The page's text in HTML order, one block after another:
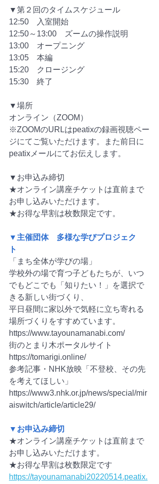
▼第２回のタイムスケジュール
12:50　入室開始
12:50～13:00　ズームの操作説明
13:00　オープニング
13:05　本編
15:20　クロージング
15:30　終了
▼場所
オンライン（ZOOM）
※ZOOMのURLはpeatixの録画視聴ペー
ジにてご覧いただけます。また前日に
peatixメールにてお伝えします。
▼お申込み締切
★オンライン講座チケットは直前まで
お申し込みいただけます。
★お得な早割は枚数限定です。
▼主催団体　多様な学びプロジェク
ト
「まち全体が学びの場」
学校外の場で育つ子どもたちが、いつ
でもどこでも「知りたい！」を選択で
きる新しい街づくり、
平日昼間に家以外で気軽に立ち寄れる
場所づくりをすすめています。
https://www.tayounamanabi.com/
街のとまり木ポータルサイト
https://tomarigi.online/
参考記事・NHK放映「不登校、その先
を考えてほしい」
https://www3.nhk.or.jp/news/special/mir
aiswitch/article/article29/
▼お申込み締切
★オンライン講座チケットは直前まで
お申し込みいただけます。
★お得な早割は枚数限定です
https://tayounamanabi20220514.peatix.